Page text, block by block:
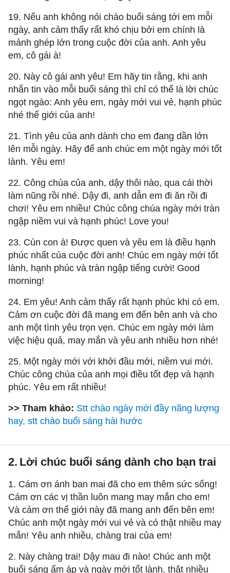
19. Nếu anh không nói chào buổi sáng tới em mỗi
ngày, anh cảm thấy rất khó chịu bởi em chính là
mảnh ghép lớn trong cuộc đời của anh. Anh yêu
em, cô gái à!
20. Này cô gái anh yêu! Em hãy tin rằng, khi anh
nhắn tin vào mỗi buổi sáng thì chỉ có thể là lời chúc
ngọt ngào: Anh yêu em, ngày mới vui vẻ, hạnh phúc
nhé thế giới của anh!
21. Tình yêu của anh dành cho em đang dần lớn
lên mỗi ngày. Hãy để anh chúc em một ngày mới tốt
lành. Yêu em!
22. Công chúa của anh, dậy thôi nào, qua cái thời
làm nũng rồi nhé. Dậy đi, anh dẫn em đi ăn rồi đi
chơi! Yêu em nhiều! Chúc công chúa ngày mới tràn
ngập niềm vui và hạnh phúc! Love you!
23. Cún con à! Được quen và yêu em là điều hạnh
phúc nhất của cuộc đời anh! Chúc em ngày mới tốt
lành, hạnh phúc và tràn ngập tiếng cười! Good
morning!
24. Em yêu! Anh cảm thấy rất hạnh phúc khi có em.
Cảm ơn cuộc đời đã mang em đến bên anh và cho
anh một tình yêu trọn vẹn. Chúc em ngày mới làm
việc hiệu quả, may mắn và yêu anh nhiều hơn nhé!
25. Một ngày mới với khởi đầu mới, niềm vui mới.
Chúc công chúa của anh mọi điều tốt đẹp và hạnh
phúc. Yêu em rất nhiều!
>> Tham khảo: Stt chào ngày mới đầy năng lượng
hay, stt chào buổi sáng hài hước
Lời chúc buổi sáng dành cho bạn trai
2.
1. Cám ơn ánh ban mai đã cho em thêm sức sống!
Cám ơn các vị thần luôn mang may mắn cho em!
Và cảm ơn thế giới này đã mang anh đến bên em!
Chúc anh một ngày mới vui vẻ và có thật nhiều may
mắn! Yêu anh nhiều, chàng trai của em!
2. Này chàng trai! Dậy mau đi nào! Chúc anh một
buổi sáng ấm áp và ngày mới tốt lành, thật nhiều